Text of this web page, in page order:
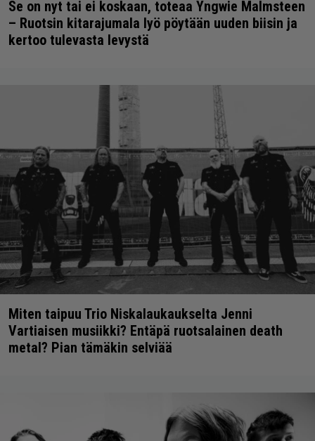
Se on nyt tai ei koskaan, toteaa Yngwie Malmsteen
– Ruotsin kitarajumala lyö pöytään uuden biisin ja
kertoo tulevasta levystä
Miten taipuu Trio Niskalaukaukselta Jenni
Vartiaisen musiikki? Entäpä ruotsalainen death
metal? Pian tämäkin selviää